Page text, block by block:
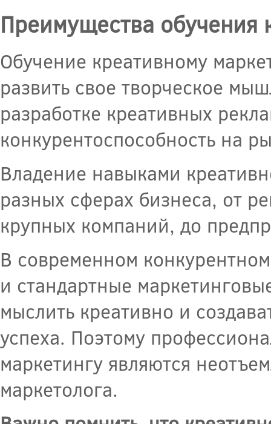
Преимущества обучения
Обучение креативному
развить свое творческое
разработке креативных
конкурентоспособность на
Владение навыками
разных сферах бизнеса, от
крупных компаний, до
В современном
и стандартные
мыслить креативно и
успеха. Поэтому
маркетингу являются
маркетолога.